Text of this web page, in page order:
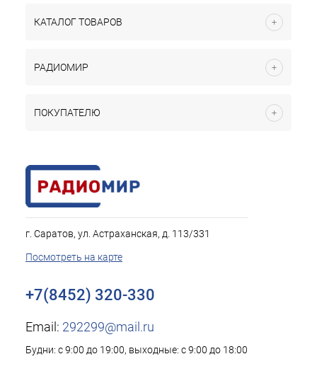
КАТАЛОГ ТОВАРОВ
РАДИОМИР
ПОКУПАТЕЛЮ
г. Саратов, ул. Астраханская, д. 113/331
Посмотреть на карте
+7(8452) 320-330
Email: 292299@mail.ru
Будни: с 9:00 до 19:00, выходные: с 9:00 до 18:00